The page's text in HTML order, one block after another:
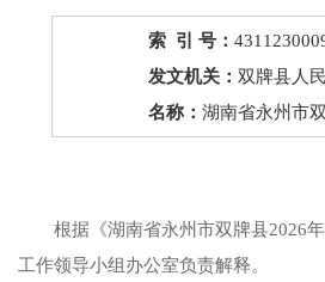
索 引 号：
发文机关：双牌县人
名称：湖南省永州市
根据《湖南省永州市双牌县2026
工作领导小组办公室负责解释。